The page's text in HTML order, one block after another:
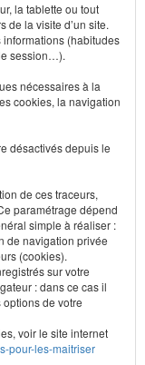
la tablette ou tout
de la visite d’un site.
(habitudes
session…).
nécessaires à la
cookies, la navigation
désactivés depuis le
de ces traceurs,
paramétrage dépend
simple à réaliser :
de navigation privée
(cookies).
sur votre
: dans ce cas il
de votre
voir le site internet
pour-les-maitriser